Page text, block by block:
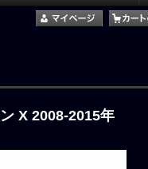
X 2008-2015年